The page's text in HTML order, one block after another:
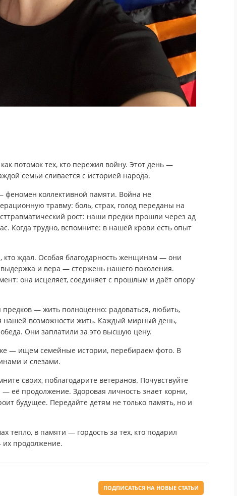
потомок тех, кто пережил войну. Этот день —
семьи сливается с историей народа.
коллективной памяти. Война не
травму: боль, страх, голод переданы на
рост: наши предки прошли через ад
Когда трудно, вспомните: в нашей крови есть опыт
кто ждал. Особая благодарность женщинам — они
и вера — стержень нашего поколения.
она исцеляет, соединяет с прошлым и даёт опору
предков — жить полноценно: радоваться, любить,
нашей возможности жить. Каждый мирный день,
Они заплатили за это высшую цену.
— ищем семейные истории, перебираем фото. В
и слезами.
своих, поблагодарите ветеранов. Почувствуйте
её продолжение. Здоровая личность знает корни,
будущее. Передайте детям не только память, но и
тепло, в памяти — гордость за тех, кто подарил
продолжение.
ПОДПИСАТЬСЯ НА НОВЫЕ СТАТЬИ